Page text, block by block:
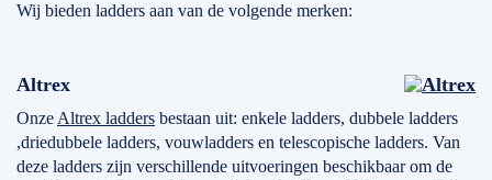
Wij bieden ladders aan van de volgende merken:
Altrex
Onze Altrex ladders bestaan uit: enkele ladders, dubbele ladders
,driedubbele ladders, vouwladders en telescopische ladders. Van
deze ladders zijn verschillende uitvoeringen beschikbaar om de